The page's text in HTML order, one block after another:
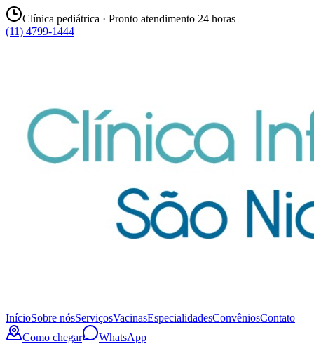
Clínica pediátrica · Pronto atendimento 24 horas
(11) 4799-1444
InícioSobre nósServiçosVacinasEspecialidadesConvêniosContato
Como chegar
WhatsApp